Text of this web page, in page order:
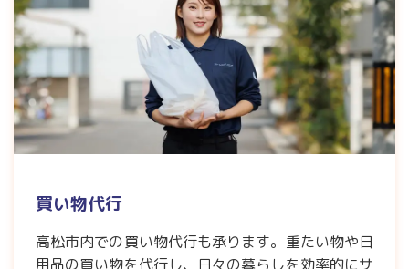
買い物代行
高松市内での買い物代行も承ります。重たい物や日
用品の買い物を代行し、日々の暮らしを効率的にサ